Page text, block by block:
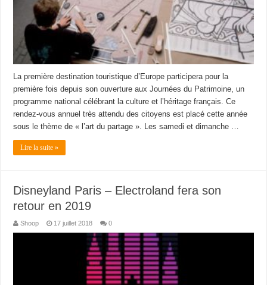
La première destination touristique d’Europe participera pour la
première fois depuis son ouverture aux Journées du Patrimoine, un
programme national célébrant la culture et l’héritage français. Ce
rendez-vous annuel très attendu des citoyens est placé cette année
sous le thème de « l’art du partage ». Les samedi et dimanche …
Lire la suite »
Disneyland Paris – Electroland fera son
retour en 2019
Shoop 17 juillet 2018 0